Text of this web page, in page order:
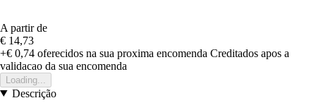
A partir de
€ 14,73
+€ 0,74 oferecidos na sua proxima encomenda Creditados apos a
validacao da sua encomenda
Loading...
Descrição